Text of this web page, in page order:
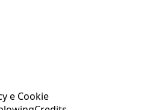
e Cookie